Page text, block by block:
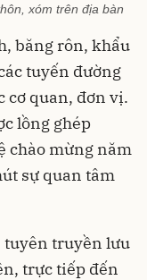
xóm trên địa bàn
băng rôn, khẩu
tuyến đường
cơ quan, đơn vị.
lồng ghép
chào mừng năm
sự quan tâm
tuyên truyền lưu
trực tiếp đến